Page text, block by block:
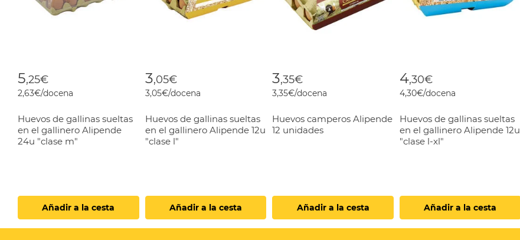
5,25€
2,63€/docena
Huevos de gallinas sueltas
en el gallinero Alipende
24u "clase m"
Añadir a la cesta
3,05€
3,05€/docena
Huevos de gallinas sueltas
en el gallinero Alipende 12u
"clase l"
Añadir a la cesta
3,35€
3,35€/docena
Huevos camperos Alipende
12 unidades
Añadir a la cesta
4,30€
4,30€/docena
Huevos de gallinas sueltas
en el gallinero Alipende 12u
"clase l-xl"
Añadir a la cesta